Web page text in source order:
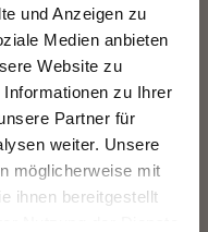
und Anzeigen zu
Medien anbieten
Website zu
zu Ihrer
Partner für
weiter. Unsere
möglicherweise mit
ihnen bereitgestellt
—
teilen, bewegen.